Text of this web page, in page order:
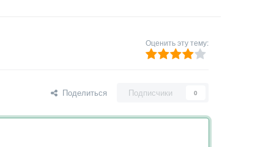
Оценить эту тему:
Поделиться Подписчики 0